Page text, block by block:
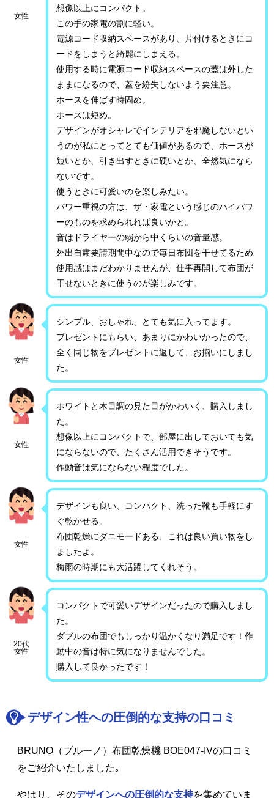
女性
想像以上にコンパクト。
この手の家電の割に軽い。
電源コード収納スペースがあり、片付けるときにコ
ードをしまうと綺麗にしまえる。
使用する時に電源コード収納スペースの蓋は外した
ままになるので、蓋を紛失しないよう要注意。
ホースを伸ばす時固め。
ホースは短め。
デザインがオシャレでインテリアを邪魔しないとい
うのが私にとってとても価値があるので、ホースが
短いとか、引き出すときに硬いとか、全然気になら
ないです。
使うときに可愛いのを楽しみたい。
パワー重視の方は、ザ・家電という感じのハイパワ
ーのものを求められれば良いかと。
音はドライヤーの弱から中くらいの音量感。
外出自粛要請期間中なので毎日布団を干せてるため
使用感はまだわかりませんが、仕事再開して布団が
干せないときに使うのが楽しみです。
女性
シンプル、おしゃれ、とても気に入ってます。
プレゼントにもらい、あまりにかわいかったので、
全く同じ物をプレゼントに返して、お揃いにしまし
た。
女性
ホワイトと木目調の見た目がかわいく、購入しまし
た。
想像以上にコンパクトで、部屋に出しておいても気
にならないので、たくさん活用できそうです。
作動音は気にならない程度でした。
女性
デザインも良い、コンパクト、洗った靴も手軽にす
ぐ乾かせる。
布団乾燥にダニモードある、これは良い買い物をし
ましたよ。
梅雨の時期にも大活躍してくれそう。
20代
女性
コンパクトで可愛いデザインだったので購入しまし
た。
ダブルの布団でもしっかり温かくなり満足です！作
動中の音は特に気になりませんでした。
購入して良かったです！
デザイン性への圧倒的な支持の口コミ
BRUNO（ブルーノ）布団乾燥機 BOE047-IVの口コミ
をご紹介いたしました｡
やはり、そのデザインへの圧倒的な支持を集めていま